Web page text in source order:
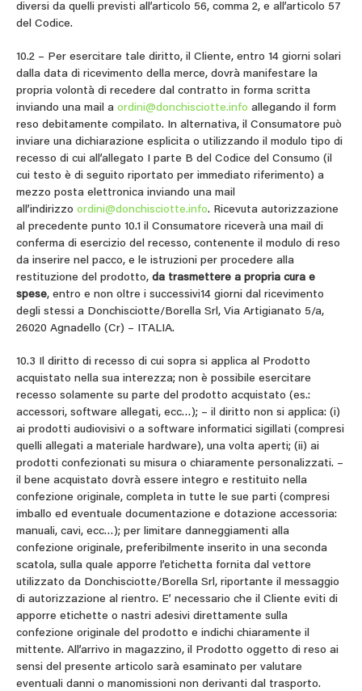
diversi da quelli previsti all’articolo 56, comma 2, e all’articolo 57
del Codice.
10.2 – Per esercitare tale diritto, il Cliente, entro 14 giorni solari
dalla data di ricevimento della merce, dovrà manifestare la
propria volontà di recedere dal contratto in forma scritta
inviando una mail a ordini@donchisciotte.info allegando il form
reso debitamente compilato. In alternativa, il Consumatore può
inviare una dichiarazione esplicita o utilizzando il modulo tipo di
recesso di cui all’allegato I parte B del Codice del Consumo (il
cui testo è di seguito riportato per immediato riferimento) a
mezzo posta elettronica inviando una mail
all’indirizzo ordini@donchisciotte.info. Ricevuta autorizzazione
al precedente punto 10.1 il Consumatore riceverà una mail di
conferma di esercizio del recesso, contenente il modulo di reso
da inserire nel pacco, e le istruzioni per procedere alla
restituzione del prodotto, da trasmettere a propria cura e
spese, entro e non oltre i successivi14 giorni dal ricevimento
degli stessi a Donchisciotte/Borella Srl, Via Artigianato 5/a,
26020 Agnadello (Cr) – ITALIA.
10.3 Il diritto di recesso di cui sopra si applica al Prodotto
acquistato nella sua interezza; non è possibile esercitare
recesso solamente su parte del prodotto acquistato (es.:
accessori, software allegati, ecc…); – il diritto non si applica: (i)
ai prodotti audiovisivi o a software informatici sigillati (compresi
quelli allegati a materiale hardware), una volta aperti; (ii) ai
prodotti confezionati su misura o chiaramente personalizzati. –
il bene acquistato dovrà essere integro e restituito nella
confezione originale, completa in tutte le sue parti (compresi
imballo ed eventuale documentazione e dotazione accessoria:
manuali, cavi, ecc…); per limitare danneggiamenti alla
confezione originale, preferibilmente inserito in una seconda
scatola, sulla quale apporre l’etichetta fornita dal vettore
utilizzato da Donchisciotte/Borella Srl, riportante il messaggio
di autorizzazione al rientro. E’ necessario che il Cliente eviti di
apporre etichette o nastri adesivi direttamente sulla
confezione originale del prodotto e indichi chiaramente il
mittente. All’arrivo in magazzino, il Prodotto oggetto di reso ai
sensi del presente articolo sarà esaminato per valutare
eventuali danni o manomissioni non derivanti dal trasporto.